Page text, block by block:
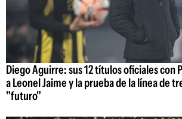
Diego Aguirre: sus 12 títulos oficiales con
a Leonel Jaime y la prueba de la línea de
"futuro"